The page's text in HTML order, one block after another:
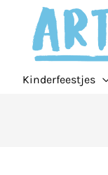
Kinderfeestjes